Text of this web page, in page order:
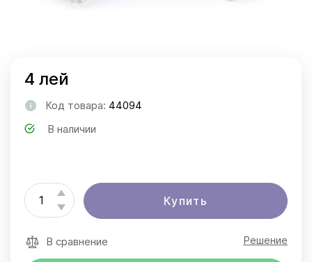
4 лей
Код товара: 44094
В наличии
Купить
В сравнение Решение